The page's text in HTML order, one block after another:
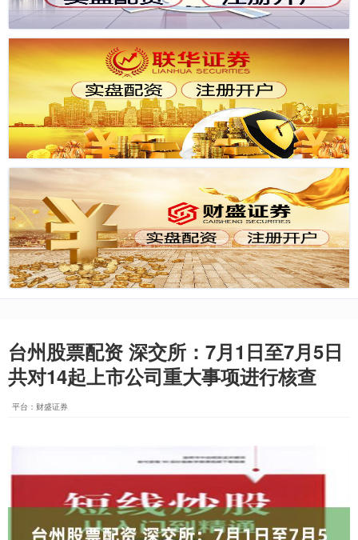
台州股票配资 深交所：7月1日至7月5日
共对14起上市公司重大事项进行核查
平台：财盛证券